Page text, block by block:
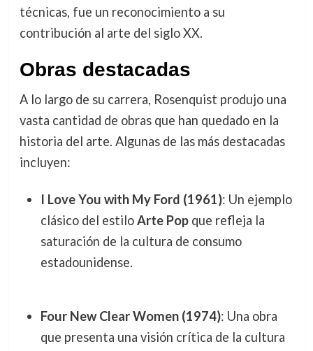
técnicas, fue un reconocimiento a su
contribución al arte del siglo XX.
Obras destacadas
A lo largo de su carrera, Rosenquist produjo una
vasta cantidad de obras que han quedado en la
historia del arte. Algunas de las más destacadas
incluyen:
I Love You with My Ford (1961): Un ejemplo
clásico del estiloArte Popque refleja la
saturación de la cultura de consumo
estadounidense.
Four New Clear Women (1974): Una obra
que presenta una visión crítica de la cultura